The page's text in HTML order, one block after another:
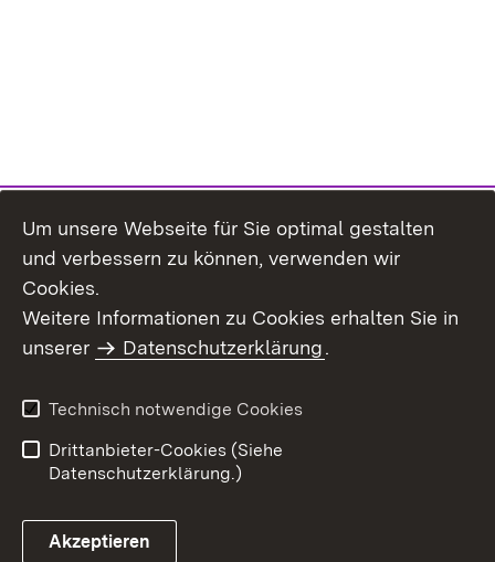
Benutzungshinweise
Erklärung zur
Um unsere Webseite für Sie optimal gestalten
und verbessern zu können, verwenden wir
Cookies.
Weitere Informationen zu Cookies erhalten Sie in
unserer
Datenschutzerklärung.
Technisch notwendige Cookies
Drittanbieter-Cookies (Siehe
Datenschutzerklärung.)
Akzeptieren